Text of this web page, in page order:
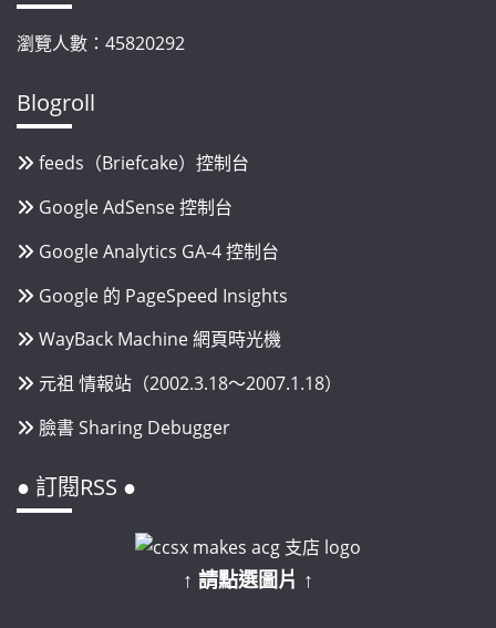
瀏覽人數：45820292
Blogroll
feeds（Briefcake）控制台
Google AdSense 控制台
Google Analytics GA-4 控制台
Google 的 PageSpeed Insights
WayBack Machine 網頁時光機
元祖 情報站（2002.3.18～2007.1.18）
臉書 Sharing Debugger
● 訂閱RSS ●
↑ 請點選圖片 ↑